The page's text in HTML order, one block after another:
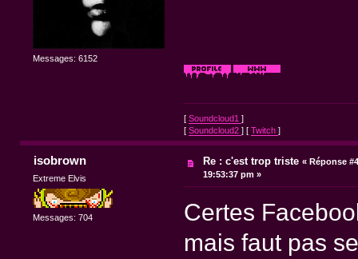
Messages: 6152
[ Soundcloud1 ]
[ Soundcloud2 ] [ Twitch ]
isobrown
Extreme Elvis
Messages: 704
Re : c'est trop triste «Réponse
19:53:37 pm »
Certes
mais faut pas